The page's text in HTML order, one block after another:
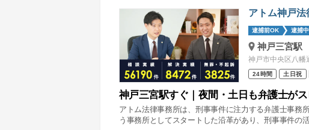
アトム神戸法
逮捕前OK 逮捕
神戸三宮駅
神戸市中央区八幡
24時間 土日祝
神戸三宮駅すぐ｜夜間・土日も弁護士が
アトム法律事務所は、刑事事件に注力する弁護士事務
う事務所としてスタートした沿革があり、刑事事件の